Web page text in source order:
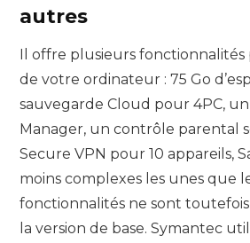
autres
Il offre plusieurs
de votre ordinateur : 75 Go
sauvegarde Cloud pour 4PC, un
Manager, un contrôle parental
Secure VPN pour 10 appareils,
moins complexes les unes que
fonctionnalités ne sont
la version de base. Symantec